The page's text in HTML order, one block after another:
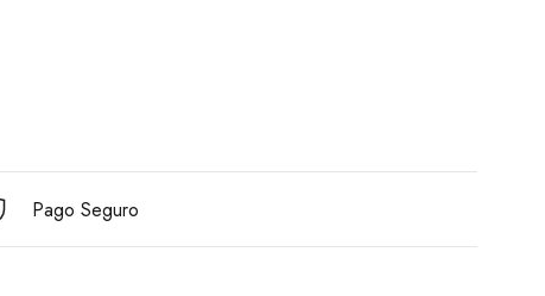
Pago Seguro